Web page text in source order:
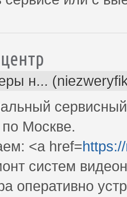
н...
Москве.
<a href=
систем
оперативно